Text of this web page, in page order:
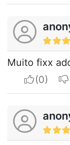
Muito fixx
I